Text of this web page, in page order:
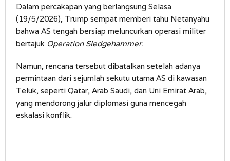
Dalam percakapan yang berlangsung Selasa
(19/5/2026), Trump sempat memberi tahu Netanyahu
bahwa AS tengah bersiap meluncurkan operasi militer
bertajuk Operation Sledgehammer.
Namun, rencana tersebut dibatalkan setelah adanya
permintaan dari sejumlah sekutu utama AS di kawasan
Teluk, seperti Qatar, Arab Saudi, dan Uni Emirat Arab,
yang mendorong jalur diplomasi guna mencegah
eskalasi konflik.